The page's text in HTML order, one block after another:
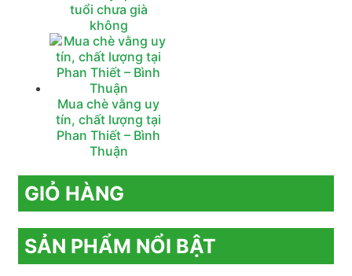
tuổi chưa già
không
Mua chè vằng uy
tín, chất lượng tại
Phan Thiết – Bình
Thuận
GIỎ HÀNG
SẢN PHẨM NỔI BẬT